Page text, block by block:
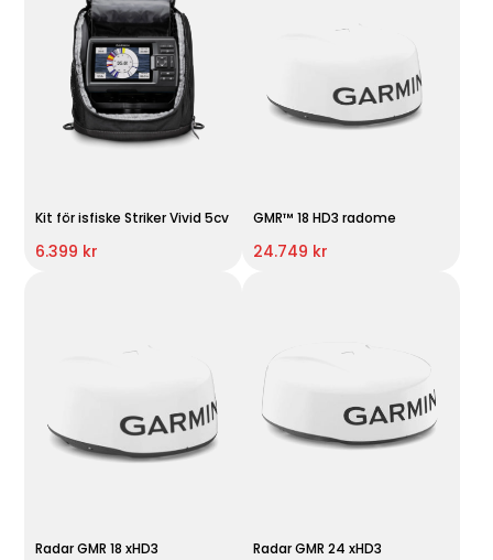
Kit för isfiske Striker Vivid 5cv
6.399 kr
GMR™ 18 HD3 radome
24.749 kr
Radar GMR 18 xHD3 Radar GMR 24 xHD3